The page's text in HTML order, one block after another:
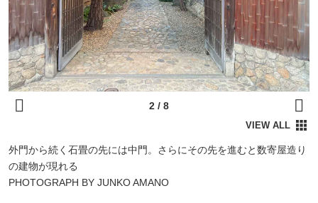
外門から続く石畳の先には中門。さらにその先を進むと数寄屋造り
の建物が現れる
PHOTOGRAPH BY JUNKO AMANO